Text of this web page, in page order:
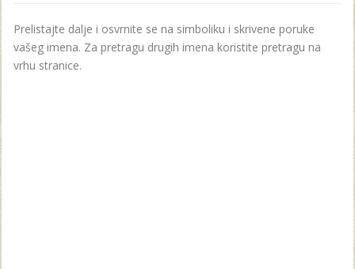
Prelistajte dalje i osvrnite se na simboliku i skrivene poruke
vašeg imena. Za pretragu drugih imena koristite pretragu na
vrhu stranice.